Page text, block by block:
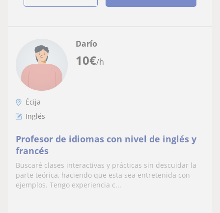
10€/h
Darío
Écija
Inglés
Profesor de idiomas con nivel de inglés y
francés
Buscaré clases interactivas y prácticas sin descuidar la
parte teórica, haciendo que esta sea entretenida con
ejemplos. Tengo experiencia c...